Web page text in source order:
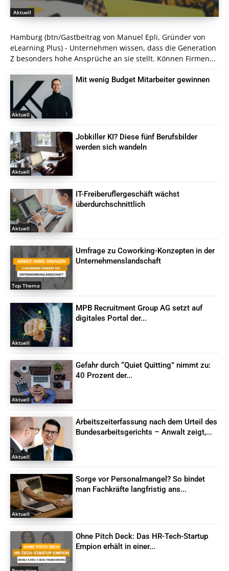
Aktuell
Hamburg (btn/Gastbeitrag von Manuel Epli, Gründer von
eLearning Plus) - Unternehmen wissen, dass die Generation
Z besonders hohe Ansprüche an sie stellt. Können Firmen...
Aktuell
Mit wenig Budget Mitarbeiter gewinnen
Aktuell
Jobkiller KI? Diese fünf Berufsbilder
werden sich wandeln
Aktuell
IT-Freiberuflergeschäft wächst
überdurchschnittlich
Top Thema
Umfrage zu Coworking-Konzepten in der
Unternehmenslandschaft
Aktuell
MPB Recruitment Group AG setzt auf
digitales Portal der...
Aktuell
Gefahr durch “Quiet Quitting” nimmt zu:
40 Prozent der...
Aktuell
Arbeitszeiterfassung nach dem Urteil des
Bundesarbeitsgerichts – Anwalt zeigt,...
Aktuell
Sorge vor Personalmangel? So bindet
man Fachkräfte langfristig ans...
Ohne Pitch Deck: Das HR-Tech-Startup
Empion erhält in einer...